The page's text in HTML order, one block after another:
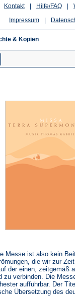
Hilfe/FAQ
Kontakt
Impressum
& Kopien
Messe ist also kein
die wir zur
der einen, zeitgemäß
zu verbinden. Die
aufführbar. Der
Übersetzung des